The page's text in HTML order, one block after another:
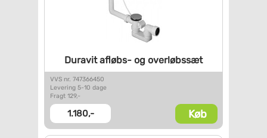
Duravit afløbs- og overløbssæt
VVS nr. 747366450
Levering 5-10 dage
Fragt 129,-
1.180,- Køb